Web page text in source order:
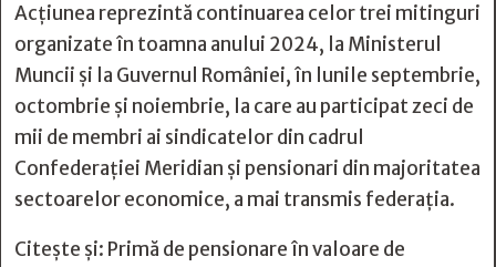
Acţiunea reprezintă continuarea celor trei mitinguri
organizate în toamna anului 2024, la Ministerul
Muncii şi la Guvernul României, în lunile septembrie,
octombrie şi noiembrie, la care au participat zeci de
mii de membri ai sindicatelor din cadrul
Confederaţiei Meridian şi pensionari din majoritatea
sectoarelor economice, a mai transmis federația.
Citește și: Primă de pensionare în valoare de